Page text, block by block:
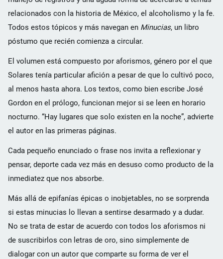
relacionados con la historia de México, el alcoholismo y la fe.
Todos estos tópicos y más navegan en Minucias, un libro
póstumo que recién comienza a circular.
El volumen está compuesto por aforismos, género por el que
Solares tenía particular afición a pesar de que lo cultivó poco,
al menos hasta ahora. Los textos, como bien escribe José
Gordon en el prólogo, funcionan mejor si se leen en horario
nocturno. “Hay lugares que solo existen en la noche”, advierte
el autor en las primeras páginas.
Cada pequeño enunciado o frase nos invita a reflexionar y
pensar, deporte cada vez más en desuso como producto de la
inmediatez que nos absorbe.
Más allá de epifanías épicas o inobjetables, no se sorprenda
si estas minucias lo llevan a sentirse desarmado y a dudar.
No se trata de estar de acuerdo con todos los aforismos ni
de suscribirlos con letras de oro, sino simplemente de
dialogar con un autor que comparte su forma de ver el